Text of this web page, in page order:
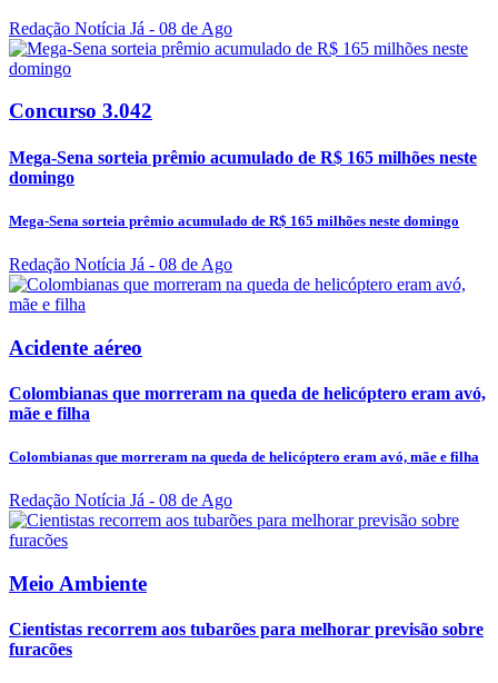
Redação Notícia Já - 08 de Ago
Concurso 3.042
Mega-Sena sorteia prêmio acumulado de R$ 165 milhões neste
domingo
Mega-Sena sorteia prêmio acumulado de R$ 165 milhões neste domingo
Redação Notícia Já - 08 de Ago
Acidente aéreo
Colombianas que morreram na queda de helicóptero eram avó,
mãe e filha
Colombianas que morreram na queda de helicóptero eram avó, mãe e filha
Redação Notícia Já - 08 de Ago
Meio Ambiente
Cientistas recorrem aos tubarões para melhorar previsão sobre
furacões